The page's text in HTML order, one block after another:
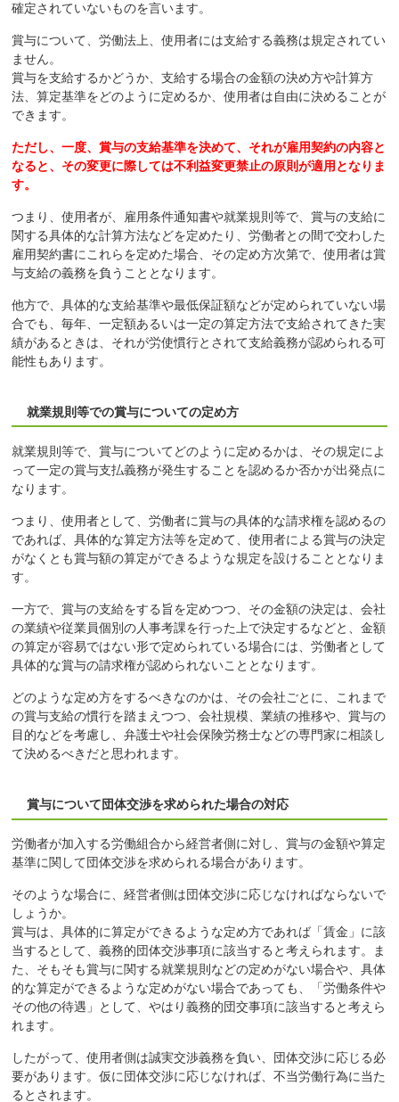
確定されていないものを言います。
賞与について、労働法上、使用者には支給する義務は規定されてい
ません。
賞与を支給するかどうか、支給する場合の金額の決め方や計算方
法、算定基準をどのように定めるか、使用者は自由に決めることが
できます。
ただし、一度、賞与の支給基準を決めて、それが雇用契約の内容と
なると、その変更に際しては不利益変更禁止の原則が適用となりま
す。
つまり、使用者が、雇用条件通知書や就業規則等で、賞与の支給に
関する具体的な計算方法などを定めたり、労働者との間で交わした
雇用契約書にこれらを定めた場合、その定め方次第で、使用者は賞
与支給の義務を負うこととなります。
他方で、具体的な支給基準や最低保証額などが定められていない場
合でも、毎年、一定額あるいは一定の算定方法で支給されてきた実
績があるときは、それが労使慣行とされて支給義務が認められる可
能性もあります。
就業規則等での賞与についての定め方
就業規則等で、賞与についてどのように定めるかは、その規定によ
って一定の賞与支払義務が発生することを認めるか否かが出発点に
なります。
つまり、使用者として、労働者に賞与の具体的な請求権を認めるの
であれば、具体的な算定方法等を定めて、使用者による賞与の決定
がなくとも賞与額の算定ができるような規定を設けることとなりま
す。
一方で、賞与の支給をする旨を定めつつ、その金額の決定は、会社
の業績や従業員個別の人事考課を行った上で決定するなどと、金額
の算定が容易ではない形で定められている場合には、労働者として
具体的な賞与の請求権が認められないこととなります。
どのような定め方をするべきなのかは、その会社ごとに、これまで
の賞与支給の慣行を踏まえつつ、会社規模、業績の推移や、賞与の
目的などを考慮し、弁護士や社会保険労務士などの専門家に相談し
て決めるべきだと思われます。
賞与について団体交渉を求められた場合の対応
労働者が加入する労働組合から経営者側に対し、賞与の金額や算定
基準に関して団体交渉を求められる場合があります。
そのような場合に、経営者側は団体交渉に応じなければならないで
しょうか。
賞与は、具体的に算定ができるような定め方であれば「賃金」に該
当するとして、義務的団体交渉事項に該当すると考えられます。ま
た、そもそも賞与に関する就業規則などの定めがない場合や、具体
的な算定ができるような定めがない場合であっても、「労働条件や
その他の待遇」として、やはり義務的団交事項に該当すると考えら
れます。
したがって、使用者側は誠実交渉義務を負い、団体交渉に応じる必
要があります。仮に団体交渉に応じなければ、不当労働行為に当た
るとされます。